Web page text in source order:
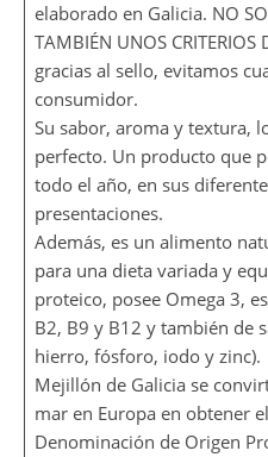
elaborado en Galicia. NO
TAMBIÉN UNOS CRITERIOS
gracias al sello, evitamos
consumidor.
Su sabor, aroma y textura,
perfecto. Un producto que
todo el año, en sus
presentaciones.
Además, es un alimento
para una dieta variada y
proteico, posee Omega 3,
B2, B9 y B12 y también de
hierro, fósforo, iodo y zinc).
Mejillón de Galicia se
mar en Europa en obtener
Denominación de Origen